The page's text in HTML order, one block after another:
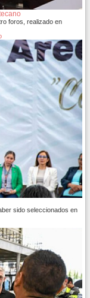
foros, realizado en
sido seleccionados en